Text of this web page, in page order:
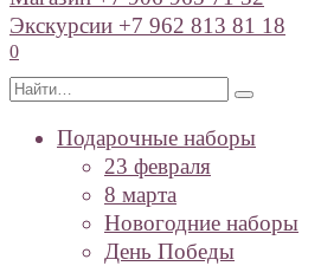
Экскурсии +7 962 813 81 18
0
Search
Подарочные наборы
23 февраля
8 марта
Новогодние наборы
День Победы